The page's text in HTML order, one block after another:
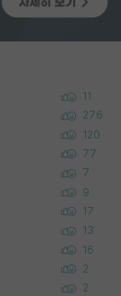
11
276
120
77
7
9
17
13
16
2
2